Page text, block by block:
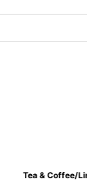
Tea & Coffee/